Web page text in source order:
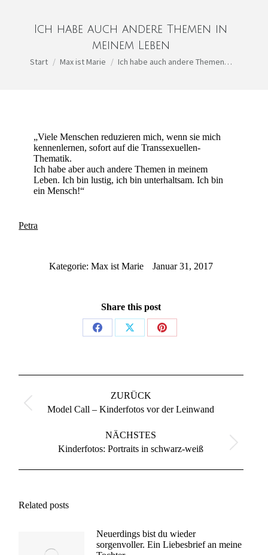
Ich habe auch andere Themen in
meinem Leben
Sie befinden sich hier:
Start Max ist Marie Ich habe auch andere Themen…
„Viele Menschen reduzieren mich, wenn sie mich
kennenlernen, sofort auf die Transsexuellen-
Thematik.
Ich habe aber auch andere Themen in meinem
Leben. Ich bin lustig, ich bin unterhaltsam. Ich bin
ein Mensch!“
Petra
Kategorie: Max ist Marie Januar 31, 2017
Share this post
Share
Share
Share
ZURÜCK
Vorheriger
Model Call – Kinderfotos vor der Leinwand
NÄCHSTES
Nächster
Kinderfotos: Portraits in schwarz-weiß
Related posts
Neuerdings bist du wieder
sorgenvoller. Ein Liebesbrief an meine